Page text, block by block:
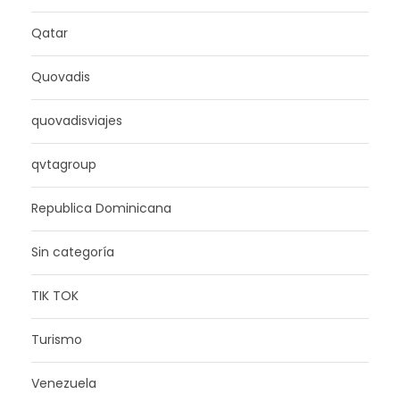
Qatar
Quovadis
quovadisviajes
qvtagroup
Republica Dominicana
Sin categoría
TIK TOK
Turismo
Venezuela